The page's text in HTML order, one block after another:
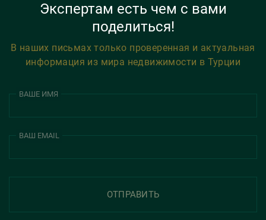
Экспертам есть чем с вами
поделиться!
В наших письмах только проверенная и актуальная
информация из мира недвижимости в Турции
ВАШЕ ИМЯ
ВАШ EMAIL
ОТПРАВИТЬ